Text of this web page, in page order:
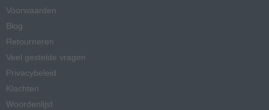
Voorwaarden
Blog
Retourneren
Veel gestelde vragen
Privacybeleid
Klachten
Woordenlijst